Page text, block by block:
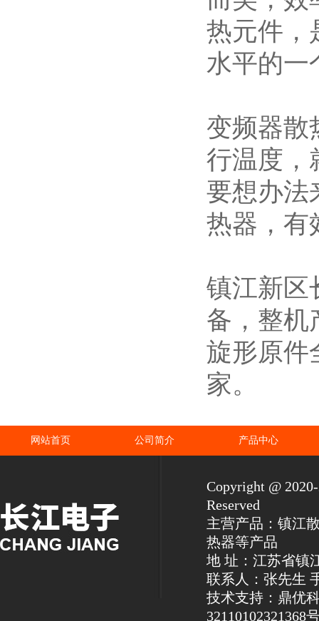
热元件，
水平的
变频器散
行温度，
要想办法
热器，有
镇江新区
备，整机
旋形原件
家。
网站首页 公司简介 产品中心
Copyright @
Reserved
主营产品：镇江
热器等产品
地 址：江苏省镇
联系人：张先生
技术支持：鼎优
32110102321368